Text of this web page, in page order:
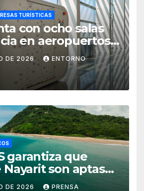
TURÍSTICAS
con ocho salas
en aeropuertos
DE 2026 ENTORNO
garantiza que
Nayarit son aptas
DE 2026 PRENSA